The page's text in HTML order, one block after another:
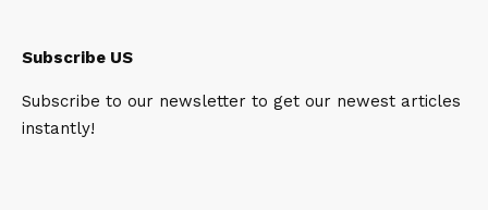
Subscribe US
Subscribe to our newsletter to get our newest articles
instantly!